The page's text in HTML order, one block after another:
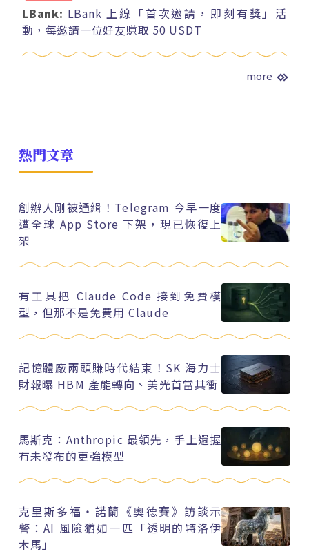
LBank: LBank 上線「首次邀請，即刻有獎」活
動，每邀請一位好友賺取 50 USDT
more
熱門文章
創辦人剛被通緝！Telegram 今早一度
遭全球 App Store 下架，現已恢復上
架
有工具把 Claude Code 接到免費模
型，但那不是免費用 Claude
記憶體廠兩頭賺時代結束！SK 海力士
財報曝 HBM 產能轉向、美光首當其衝
馬斯克：Anthropic 最領先，手上還握
有未發布的更強模型
克里斯多福・諾蘭《奧德賽》訪談示
警：AI 風險猶如一匹「透明的特洛伊
木馬」